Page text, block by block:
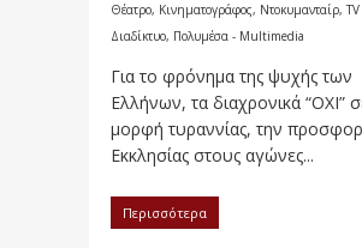
Θέατρο, Κινηματογράφος, Ντοκυμανταίρ, TV
Διαδίκτυο, Πολυμέσα - Multimedia
Για το φρόνημα της ψυχής των
Ελλήνων, τα διαχρονικά “ΟΧΙ”
μορφή τυραννίας, την
Εκκλησίας στους αγώνες...
Περισσότερα